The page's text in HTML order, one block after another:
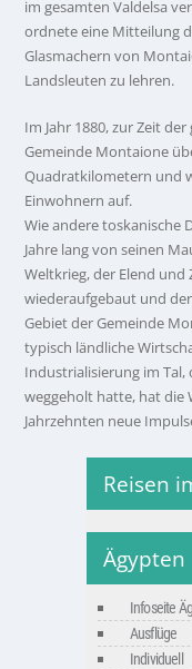
im gesamten Valdelsa
ordnete eine Mitteilung
Glasmachern von
Landsleuten zu lehren.
Im Jahr 1880, zur Zeit
Gemeinde Montaione
Quadratkilometern und
Einwohnern auf.
Wie andere toskanische
Jahre lang von seinen
Weltkrieg, der Elend
wiederaufgebaut und
Gebiet der Gemeinde
typisch ländliche
Industrialisierung im Tal,
weggeholt hatte, hat die
Jahrzehnten neue
Reisen
Ägypten
Infoseite
Ausflüge
Individuell